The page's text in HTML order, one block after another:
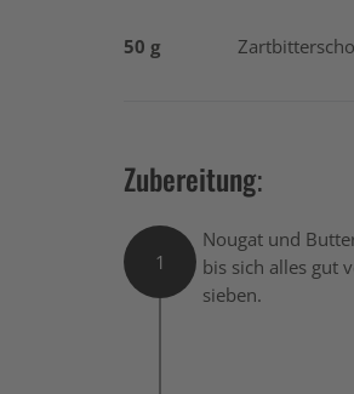
50 g
Zubereitung:
1
Nougat und
bis sich alles gut
sieben.